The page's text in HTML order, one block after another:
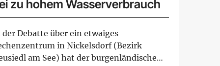
zu hohem Wasserverbrauch
der Debatte über ein etwaiges
in Nickelsdorf (Bezirk
am See) hat der burgenländische